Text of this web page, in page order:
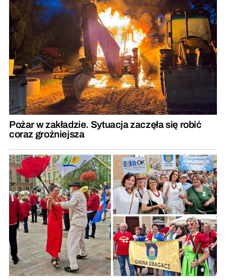
Pożar w zakładzie. Sytuacja zaczęła się robić
coraz groźniejsza